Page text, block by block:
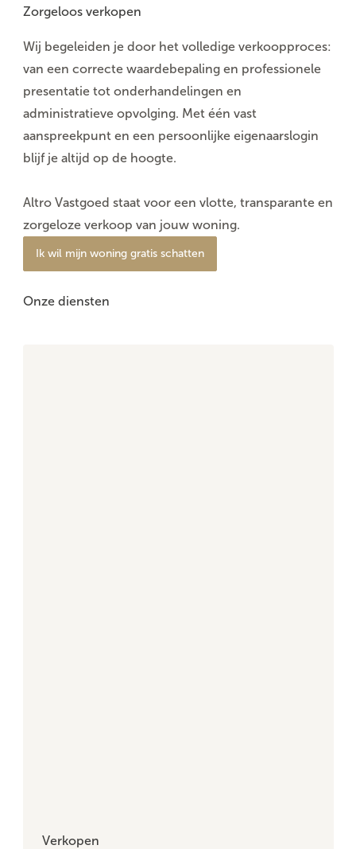
Zorgeloos verkopen
Wij begeleiden je door het volledige verkoopproces:
van een correcte waardebepaling en professionele
presentatie tot onderhandelingen en
administratieve opvolging. Met één vast
aanspreekpunt en een persoonlijke eigenaarslogin
blijf je altijd op de hoogte.
Altro Vastgoed staat voor een vlotte, transparante en
zorgeloze verkoop van jouw woning.
Ik wil mijn woning gratis schatten
Onze diensten
Verkopen